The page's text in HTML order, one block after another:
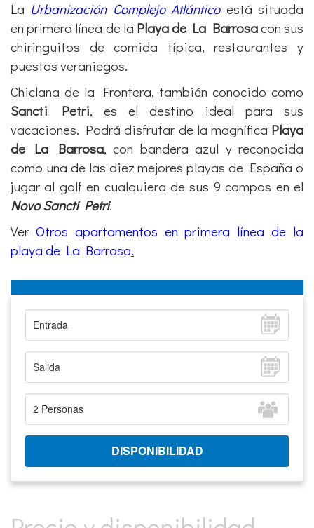
La Urbanización Complejo Atlánticoestá situada
en primera línea de la Playa de La Barrosacon sus
chiringuitos de comida típica, restaurantes y
puestos veraniegos.
Chiclana de la Frontera, también conocido como
Sancti Petri, es el destino ideal para sus
vacaciones. Podrá disfrutar de la magnífica Playa
de La Barrosa, con bandera azul y reconocida
como una de las diez mejores playas de España o
jugar al golf en cualquiera de sus 9 campos en el
Novo Sancti Petri.
Ver Otros apartamentos en primera línea de la
playa de La Barrosa.